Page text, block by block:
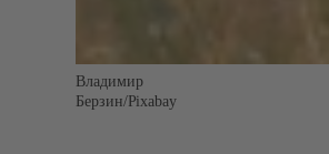
Владимир
Берзин/Pixabay